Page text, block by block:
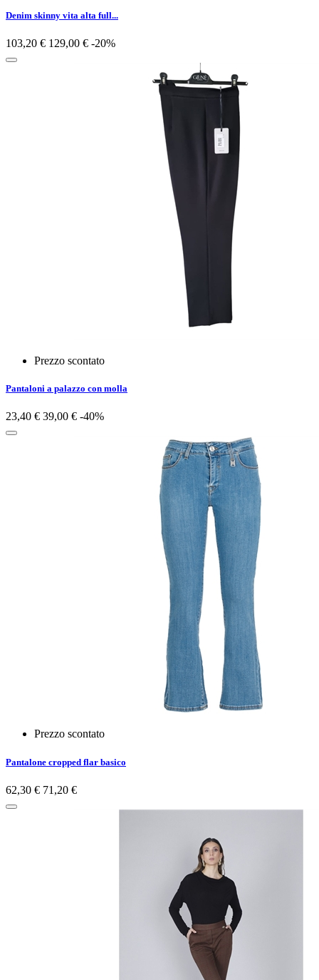
Denim skinny vita alta full...
103,20 € 129,00 € -20%
Prezzo scontato
Pantaloni a palazzo con molla
23,40 € 39,00 € -40%
Prezzo scontato
Pantalone cropped flar basico
62,30 € 71,20 €